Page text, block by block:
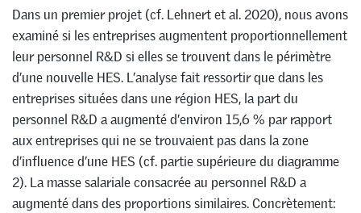
Dans un premier projet (cf. Lehnert et al. 2020), nous avons
examiné si les entreprises augmentent proportionnellement
leur personnel R&D si elles se trouvent dans le périmètre
d’une nouvelle HES. L’analyse fait ressortir que dans les
entreprises situées dans une région HES, la part du
personnel R&D a augmenté d’environ 15,6 % par rapport
aux entreprises qui ne se trouvaient pas dans la zone
d’influence d’une HES (cf. partie supérieure du diagramme
2). La masse salariale consacrée au personnel R&D a
augmenté dans des proportions similaires. Concrètement: